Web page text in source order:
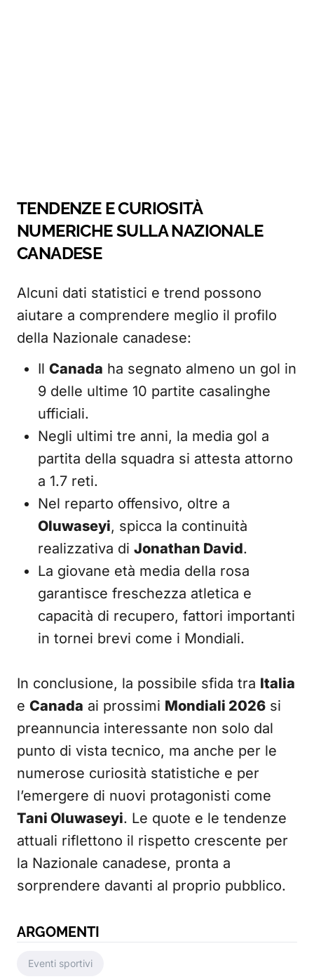
TENDENZE E CURIOSITÀ
NUMERICHE SULLA NAZIONALE
CANADESE
Alcuni dati statistici e trend possono
aiutare a comprendere meglio il profilo
della Nazionale canadese:
Il Canada ha segnato almeno un gol in
9 delle ultime 10 partite casalinghe
ufficiali.
Negli ultimi tre anni, la media gol a
partita della squadra si attesta attorno
a 1.7 reti.
Nel reparto offensivo, oltre a
Oluwaseyi, spicca la continuità
realizzativa di Jonathan David.
La giovane età media della rosa
garantisce freschezza atletica e
capacità di recupero, fattori importanti
in tornei brevi come i Mondiali.
In conclusione, la possibile sfida tra Italia
e Canada ai prossimi Mondiali 2026 si
preannuncia interessante non solo dal
punto di vista tecnico, ma anche per le
numerose curiosità statistiche e per
l’emergere di nuovi protagonisti come
Tani Oluwaseyi. Le quote e le tendenze
attuali riflettono il rispetto crescente per
la Nazionale canadese, pronta a
sorprendere davanti al proprio pubblico.
ARGOMENTI
Eventi sportivi